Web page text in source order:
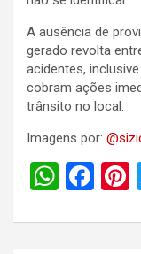
A ausência de
gerado revolta
acidentes,
cobram ações
trânsito no local.
Imagens por:
W
at
F
ce